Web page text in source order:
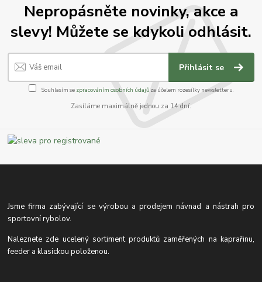
Nepropásněte novinky, akce a
slevy! Můžete se kdykoli odhlásit.
Přihlásit se
Souhlasím se zpracováním osobních údajůza účelem rozesílky newsletteru.
Zasíláme maximálně jednou za 14 dní.
Jsme firma zabývající se výrobou a prodejem návnad a nástrah pro
sportovní rybolov.
Naleznete zde ucelený sortiment produktů zaměřených na kaprařinu,
feeder a klasickou položenou.